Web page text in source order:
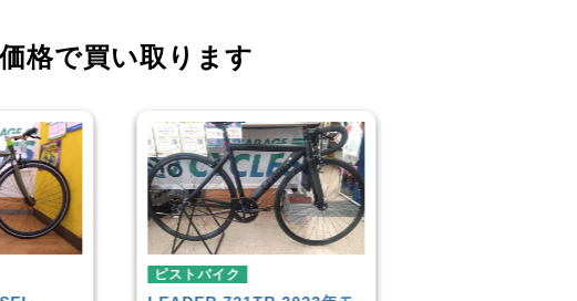
格で買い取ります
ピストバイク